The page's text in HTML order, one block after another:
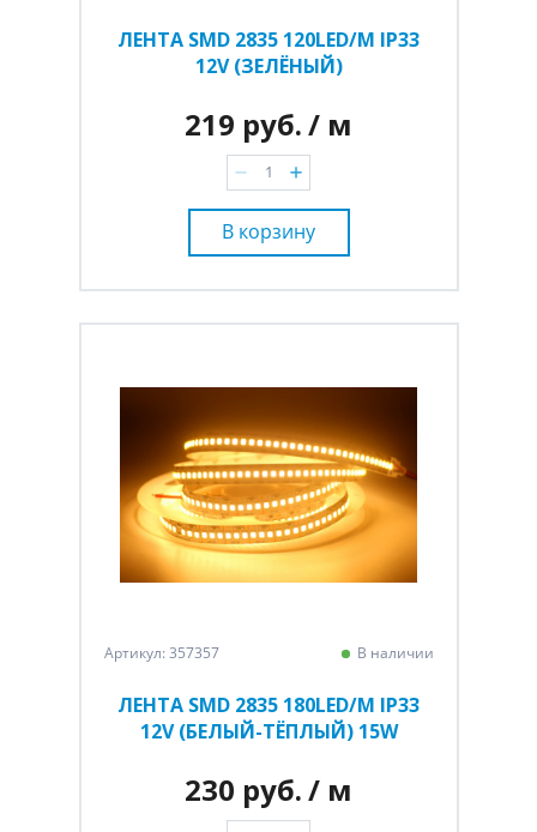
ЛЕНТА SMD 2835 120LED/M IP33
12V (ЗЕЛЁНЫЙ)
219 руб./ м
В корзину
Артикул: 357357 В наличии
ЛЕНТА SMD 2835 180LED/M IP33
12V (БЕЛЫЙ-ТЁПЛЫЙ) 15W
230 руб./ м